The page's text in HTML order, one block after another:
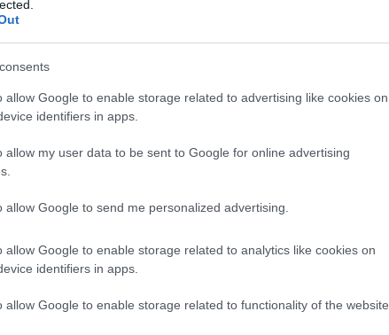
allow Google to enable storage related to advertising like cookies on
identifiers in apps.
allow my user data to be sent to Google for online advertising
allow Google to send me personalized advertising.
allow Google to enable storage related to analytics like cookies on
identifiers in apps.
allow Google to enable storage related to functionality of the website